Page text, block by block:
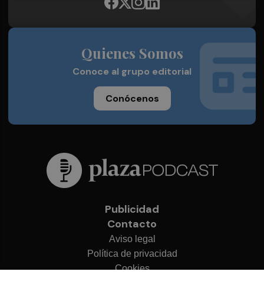
Quienes Somos
Conoce al grupo editorial
Conócenos
Publicidad
Contacto
Aviso legal
Política de privacidad
Cookies